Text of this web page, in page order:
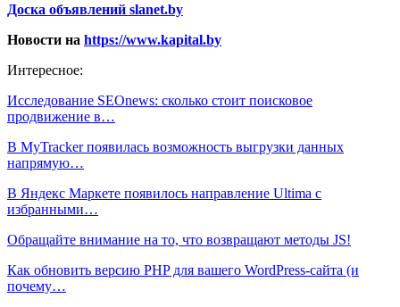
Доска объявлений slanet.by
Новости на https://www.kapital.by
Интересное:
Исследование SEOnews: сколько стоит поисковое
продвижение в…
В MyTracker появилась возможность выгрузки данных
напрямую…
В Яндекс Маркете появилось направление Ultima с
избранными…
Обращайте внимание на то, что возвращают методы JS!
Как обновить версию PHP для вашего WordPress-сайта (и
почему…